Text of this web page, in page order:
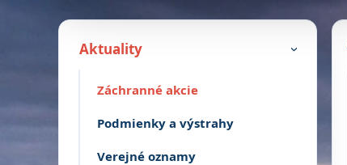
Aktuality ›
Záchranné akcie
Podmienky a výstrahy
Verejné oznamy